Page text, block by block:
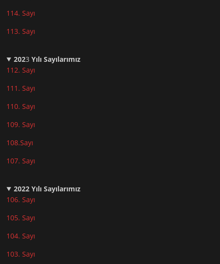
114. Sayı
113. Sayı
2023Yılı Sayılarımız
112. Sayı
111. Sayı
110. Sayı
109. Sayı
108.Sayı
107. Sayı
2022 Yılı Sayılarımız
106. Sayı
105. Sayı
104. Sayı
103. Sayı